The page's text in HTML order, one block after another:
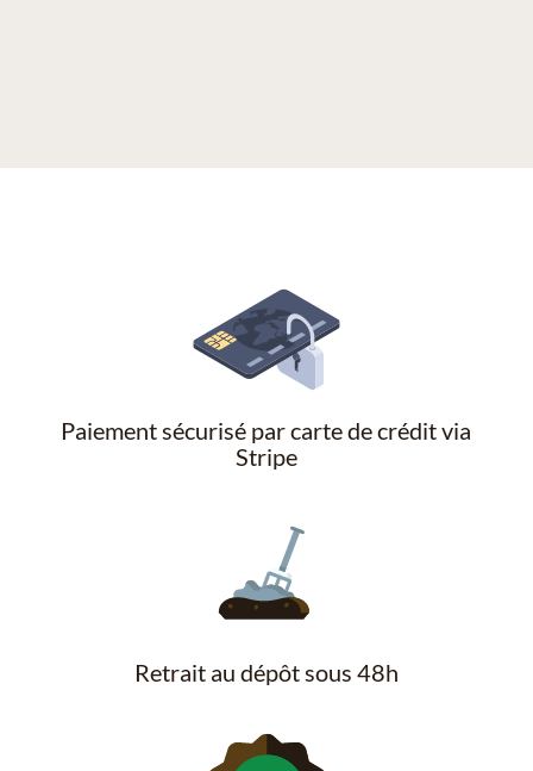
Paiement sécurisé par carte de crédit via
Stripe
Retrait au dépôt sous 48h